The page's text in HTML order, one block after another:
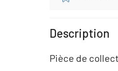
Description
Pièce de